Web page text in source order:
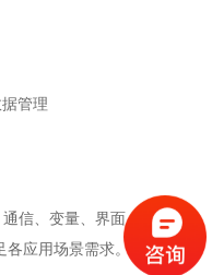
管理
信、变量、界面、报警等
应用场景需求。相比市面